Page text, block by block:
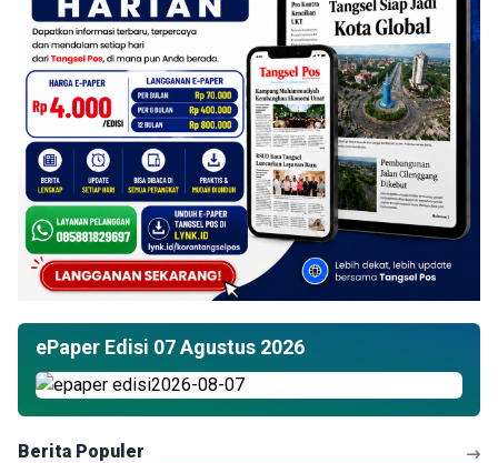
ePaper Edisi 07 Agustus 2026
Berita Populer